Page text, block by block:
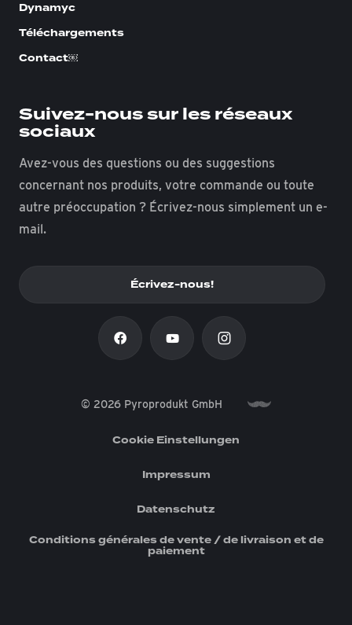
Dynamyc
Téléchargements
Contact￼
Suivez-nous sur les réseaux
sociaux
Avez-vous des questions ou des suggestions
concernant nos produits, votre commande ou toute
autre préoccupation ? Écrivez-nous simplement un e-
mail.
Écrivez-nous!
© 2026 Pyroprodukt GmbH
Cookie Einstellungen
Impressum
Datenschutz
Conditions générales de vente / de livraison et de
paiement